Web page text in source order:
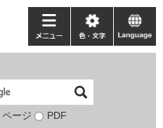
検
ページ PDF
メ
ニ
ー
色・
文
language